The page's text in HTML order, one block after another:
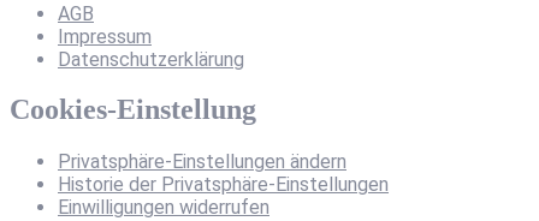
AGB
Impressum
Datenschutzerklärung
Cookies-Einstellung
Privatsphäre-Einstellungen ändern
Historie der Privatsphäre-Einstellungen
Einwilligungen widerrufen